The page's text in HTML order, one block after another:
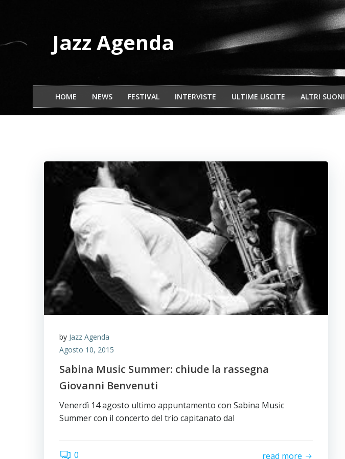
Jazz Agenda
HOME NEWS FESTIVAL INTERVISTE ULTIME USCITE ALTRI SUONI
by Jazz Agenda
Agosto 10, 2015
Sabina Music Summer: chiude la rassegna
Giovanni Benvenuti
Venerdì 14 agosto ultimo appuntamento con Sabina Music
Summer con il concerto del trio capitanato dal
0 read more